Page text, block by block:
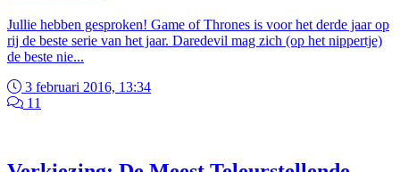
Jullie hebben gesproken! Game of Thrones is voor het derde jaar op
rij de beste serie van het jaar. Daredevil mag zich (op het nippertje)
de beste nie...
3 februari 2016, 13:34
11